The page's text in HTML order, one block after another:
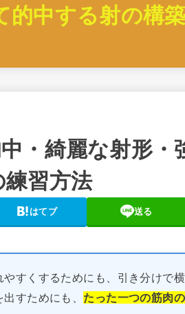
的中する射の構
・綺麗な射形・
習方法
はてブ 送る
すくするためにも、引き分けで
すためにも、 たった一つの筋肉